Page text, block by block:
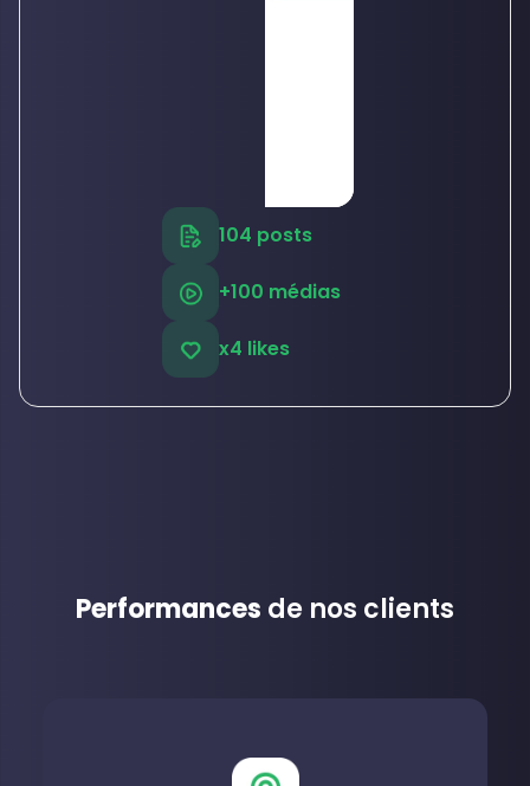
104 posts
+100 médias
x4 likes
Performances de nos clients